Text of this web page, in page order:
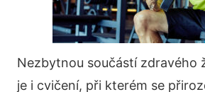
Nezbytnou součástí zdravého
je i cvičení, při kterém se